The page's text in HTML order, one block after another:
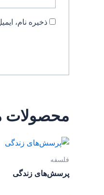
ذخیره نام،
محصولات
فلسفه
پرسش‌های زندگی